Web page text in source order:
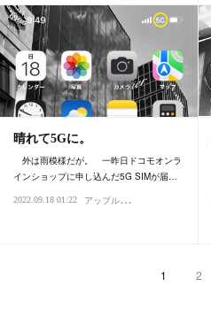
晴れて5Gに。
外は雨模様だが。 一昨日ドコモオンラ
インショップに申し込んだ5G SIMが届…
2022.09.18 01:22 ア
ップル・Mac・iPhone
1 2